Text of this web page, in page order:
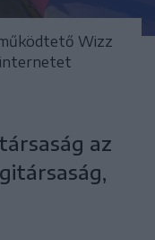
Wizz
internetet
az